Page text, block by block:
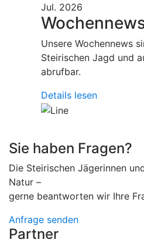
Jul. 2026
Unsere Wochennews
Steirischen Jagd und
abrufbar.
Details lesen
Sie haben Fragen?
Die Steirischen Jägerinnen
Natur –
gerne beantworten wir Ihre
Anfrage senden
Partner